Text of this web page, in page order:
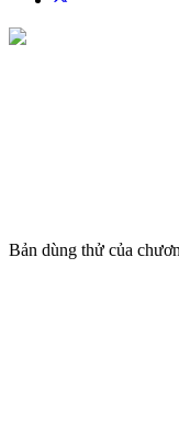
Bản dùng thử của